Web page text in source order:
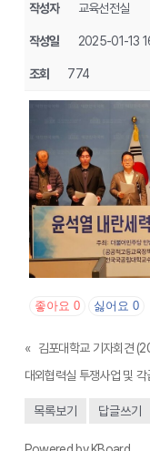
작성자 교육선전실
작성일 2025-01-13
조회 774
좋아요 0 싫어요0
«
김포대학교 기자회견
대외협력실 투쟁사업 및 각
목록보기 답글쓰기